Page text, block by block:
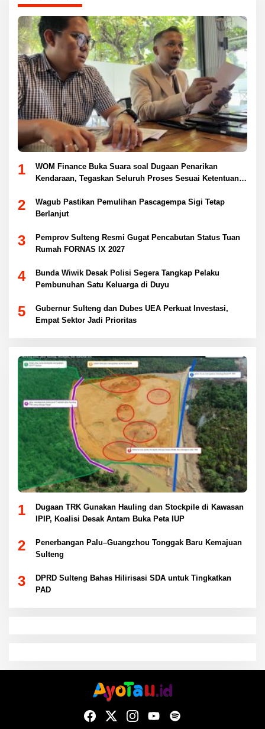
1
WOM Finance Buka Suara soal Dugaan Penarikan
Kendaraan, Tegaskan Seluruh Proses Sesuai Ketentuan
2
Wagub Pastikan Pemulihan Pascagempa Sigi Tetap
Berlanjut
3
Pemprov Sulteng Resmi Gugat Pencabutan Status Tuan
Rumah FORNAS IX 2027
4
Bunda Wiwik Desak Polisi Segera Tangkap Pelaku
Pembunuhan Satu Keluarga di Duyu
5
Gubernur Sulteng dan Dubes UEA Perkuat Investasi,
Empat Sektor Jadi Prioritas
1
Dugaan TRK Gunakan Hauling dan Stockpile di Kawasan
IPIP, Koalisi Desak Antam Buka Peta IUP
2
Penerbangan Palu–Guangzhou Tonggak Baru Kemajuan
Sulteng
3
DPRD Sulteng Bahas Hilirisasi SDA untuk Tingkatkan
PAD